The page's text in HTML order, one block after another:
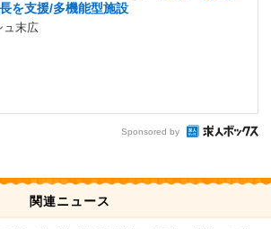
を支援/多機能型施設
ュ末広
Sponsored by
関連ニュース